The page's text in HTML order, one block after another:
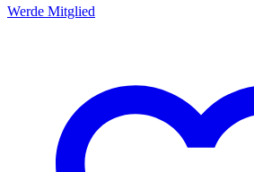
Werde Mitglied